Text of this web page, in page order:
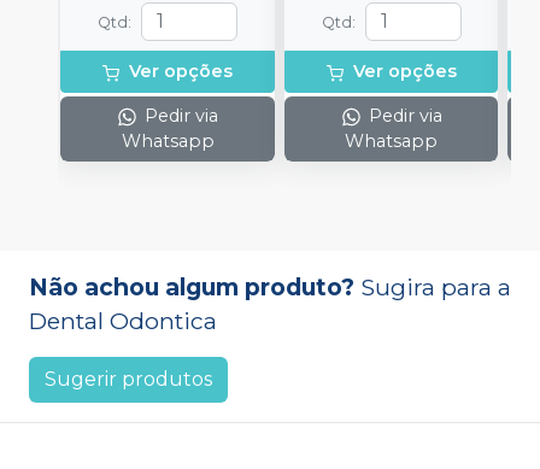
Qtd :
Ver opções
Pedir via
Whatsapp
Qtd :
Ver opções
Pedir via
Whatsapp
Não achou algum produto? Sugira para a
Dental Odontica
Sugerir produtos